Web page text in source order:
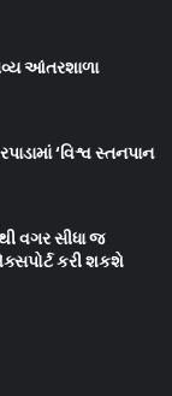
આંતરશાળા
‘વિશ્વ સ્તનપાન
વગર સીધા જ
કરી શકશે